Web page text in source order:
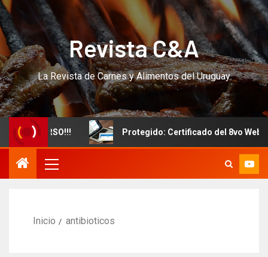
Revista C&A
La Revista de Carnes y Alimentos del Uruguay
CURSO!!! Protegido: Certificado del 8vo Webinar
Inicio antibioticos